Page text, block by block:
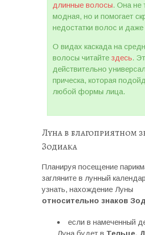
длинные волосы. Она не
модная, но и помогает
недостатки волос и
О видах каскада на
волосы читайте здесь.
действительно
прическа, которая
любой формы лица.
Луна в благоприятном
Зодиака
Планируя посещение
загляните в лунный
узнать, нахождение Луны
относительно знаков
если в намеченный
Луна будет в Тельце,